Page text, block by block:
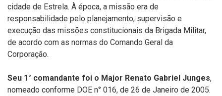
cidade de Estrela. À época, a missão era de
responsabilidade pelo planejamento, supervisão e
execução das missões constitucionais da Brigada Militar,
de acordo com as normas do Comando Geral da
Corporação.
Seu 1° comandante foi o Major Renato Gabriel Junges,
nomeado conforme DOE n° 016, de 26 de Janeiro de 2005.